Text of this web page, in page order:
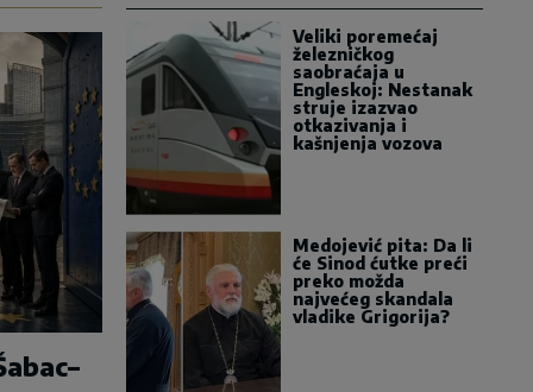
Veliki poremećaj
železničkog
saobraćaja u
Engleskoj: Nestanak
struje izazvao
otkazivanja i
kašnjenja vozova
Medojević pita: Da li
će Sinod ćutke preći
preko možda
najvećeg skandala
vladike Grigorija?